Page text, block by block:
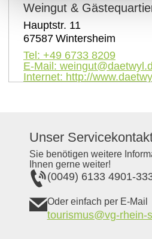
Weingut &
Hauptstr. 11
67587 Wintersheim
Tel: +49 6733 8209
E-Mail:
Internet: http://
Unser
Sie benötigen weitere
Ihnen gerne weiter!
(0049) 6133 4901-
Oder einfach per E-Mail
tourismus@vg-rhein-